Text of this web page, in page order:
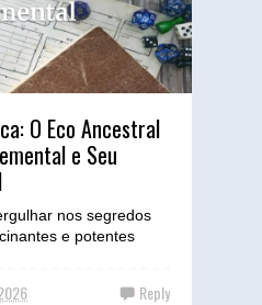
O Eco Ancestral
e Seu
nos segredos
e potentes
Reply